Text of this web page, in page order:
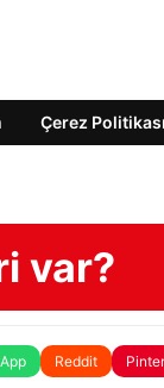
Çerez Politikası
var?
Reddit